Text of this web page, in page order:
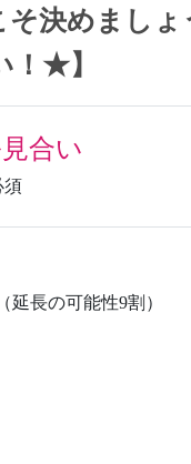
そ決めまし
！★】
合い
須
延長の可能性9割）